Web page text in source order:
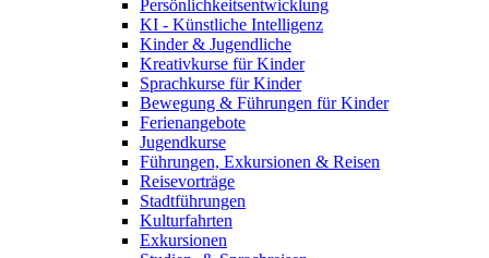
Persönlichkeitsentwicklung
KI - Künstliche Intelligenz
Kinder & Jugendliche
Kreativkurse für Kinder
Sprachkurse für Kinder
Bewegung & Führungen für Kinder
Ferienangebote
Jugendkurse
Führungen, Exkursionen & Reisen
Reisevorträge
Stadtführungen
Kulturfahrten
Exkursionen